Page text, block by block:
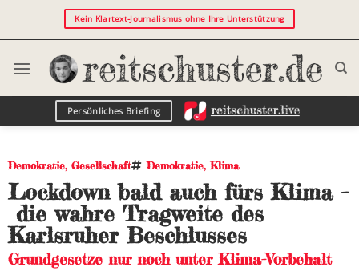
Kein Klartext-Journalismus ohne Ihre Unterstützung
Persönliches Briefing
Demokratie, Gesellschaft Demokratie, Klima
Lockdown bald auch fürs Klima –
die wahre Tragweite des
Karlsruher Beschlusses
Grundgesetze nur noch unter Klima-Vorbehalt